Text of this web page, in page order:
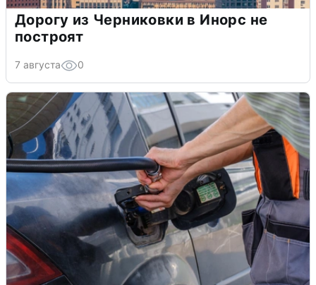
Дорогу из Черниковки в Инорс не
построят
7 августа 0